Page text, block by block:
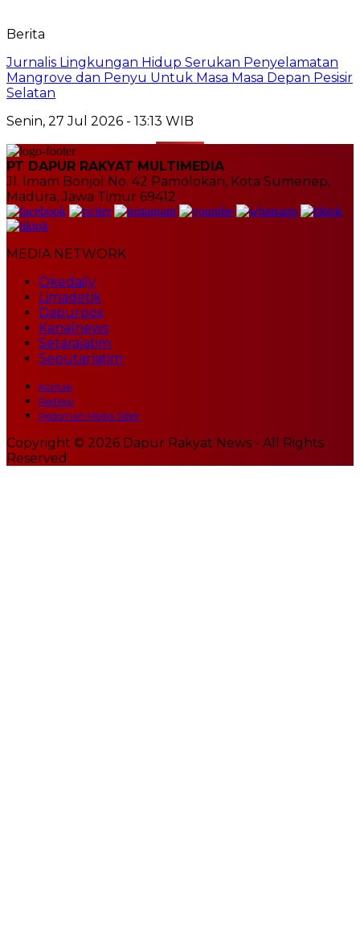
Berita
Jurnalis Lingkungan Hidup Serukan Penyelamatan
Mangrove dan Penyu Untuk Masa Masa Depan Pesisir
Selatan
Senin, 27 Jul 2026 - 13:13 WIB
PT DAPUR RAKYAT MULTIMEDIA
Jl. Imam Bonjol No. 42 Pamolokan, Kota Sumenep,
Madura, Jawa Timur 69412
MEDIA NETWORK
Okedaily
Limadetik
Dapurpos
Kanalnews
Setarajatim
Seputarjatim
Kontak
Redaksi
Pedoman Media Siber
Copyright © 2026 Dapur Rakyat News - All Rights
Reserved